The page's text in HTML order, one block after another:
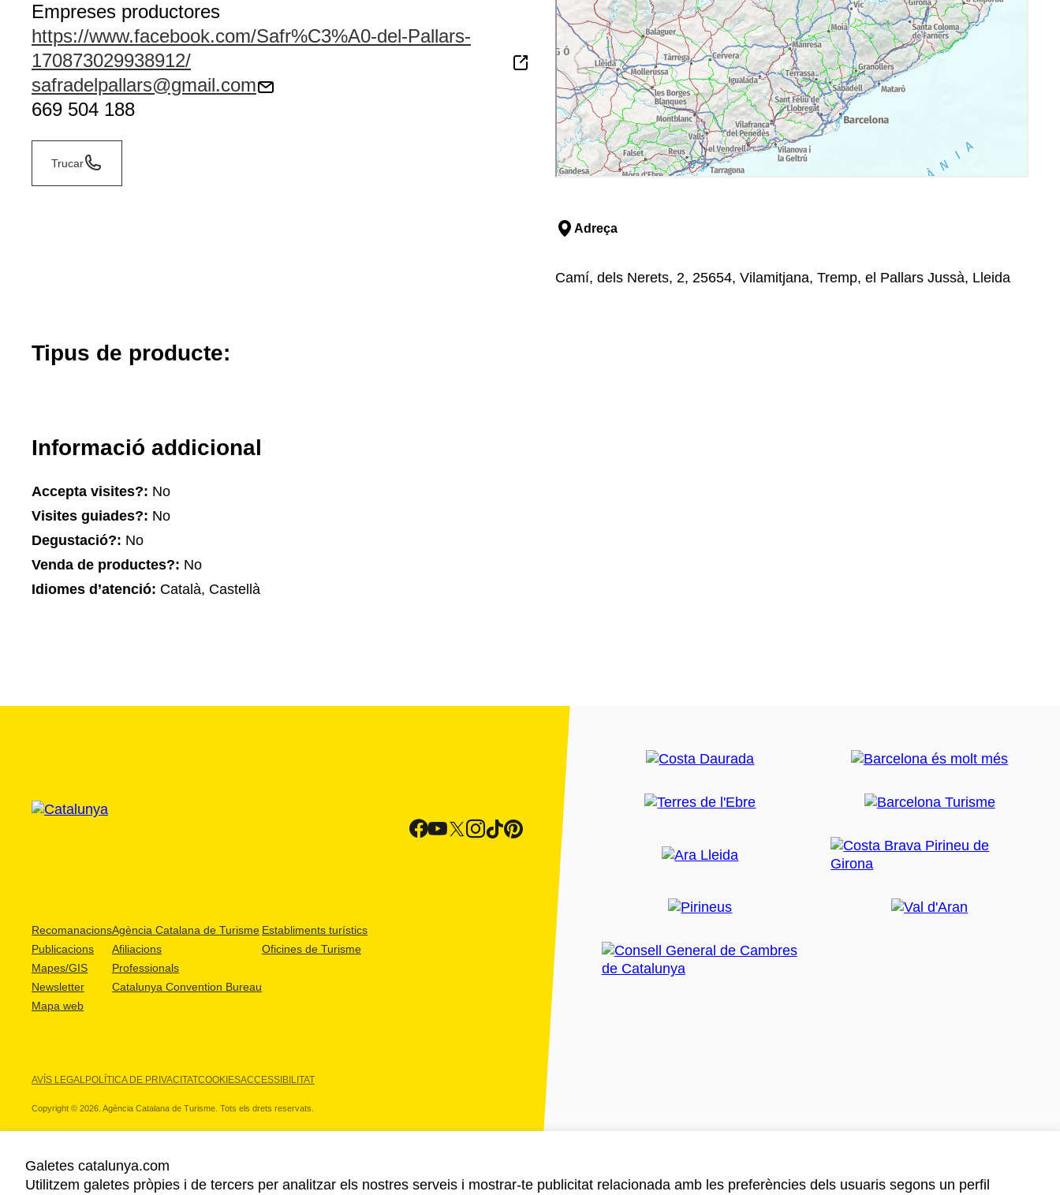
Empreses productores
https://www.facebook.com/Safr%C3%A0-del-Pallars-
170873029938912/
safradelpallars@gmail.com
669 504 188
Trucar
Adreça
Camí, dels Nerets, 2, 25654, Vilamitjana, Tremp, el Pallars Jussà, Lleida
Tipus de producte:
Informació addicional
Accepta visites?: No
Visites guiades?: No
Degustació?: No
Venda de productes?: No
Idiomes d’atenció: Català, Castellà
Recomanacions
Publicacions
Mapes/GIS
Newsletter
Mapa web
Agència Catalana de Turisme
Afiliacions
Professionals
Catalunya Convention Bureau
Establiments turístics
Oficines de Turisme
AVÍS LEGALPOLÍTICA DE PRIVACITATCOOKIESACCESSIBILITAT
Copyright © 2026. Agència Catalana de Turisme. Tots els drets reservats.
Galetes catalunya.com
Utilitzem galetes pròpies i de tercers per analitzar els nostres serveis i mostrar-te publicitat relacionada amb les preferències dels usuaris segons un perfil